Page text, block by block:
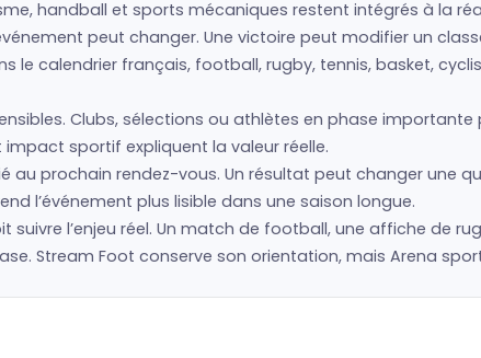
handball et sports mécaniques restent intégrés à la
peut changer. Une victoire peut modifier un
le calendrier français, football, rugby, tennis, basket,
Clubs, sélections ou athlètes en phase
sportif expliquent la valeur réelle.
au prochain rendez-vous. Un résultat peut changer une
l’événement plus lisible dans une saison longue.
suivre l’enjeu réel. Un match de football, une affiche de
Stream Foot conserve son orientation, mais Arena